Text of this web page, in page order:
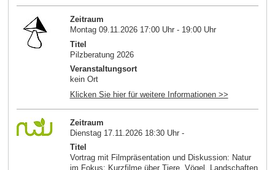
Zeitraum
Montag 09.11.2026 17:00 Uhr - 19:00 Uhr
Titel
Pilzberatung 2026
Veranstaltungsort
kein Ort
Klicken Sie hier für weitere Informationen >>
Zeitraum
Dienstag 17.11.2026 18:30 Uhr -
Titel
Vortrag mit Filmpräsentation und Diskussion: Natur
im Fokus: Kurzfilme über Tiere, Vögel, Landschaften